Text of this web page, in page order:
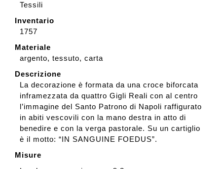
English
Tessili
Inventario
1757
Materiale
argento, tessuto, carta
Descrizione
La decorazione è formata da una croce biforcata
inframezzata da quattro Gigli Reali con al centro
l’immagine del Santo Patrono di Napoli raffigurato
in abiti vescovili con la mano destra in atto di
benedire e con la verga pastorale. Su un cartiglio
è il motto: “IN SANGUINE FOEDUS”.
Misure